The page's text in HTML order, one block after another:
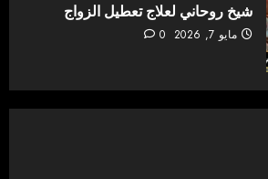
شيخ روحاني لعلاج تعطيل الزواج
مايو 7, 2026 0